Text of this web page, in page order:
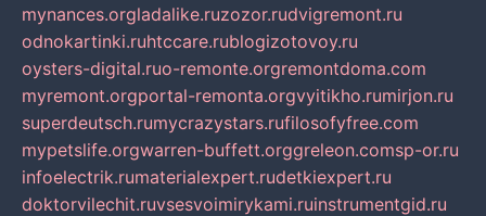
mynances.orgladalike.ruzozor.rudvigremont.ru
odnokartinki.ruhtccare.rublogizotovoy.ru
oysters-digital.ruo-remonte.orgremontdoma.com
myremont.orgportal-remonta.orgvyitikho.rumirjon.ru
superdeutsch.rumycrazystars.rufilosofyfree.com
mypetslife.orgwarren-buffett.orggreleon.comsp-or.ru
infoelectrik.rumaterialexpert.rudetkiexpert.ru
doktorvilechit.ruvsesvoimirykami.ruinstrumentgid.ru